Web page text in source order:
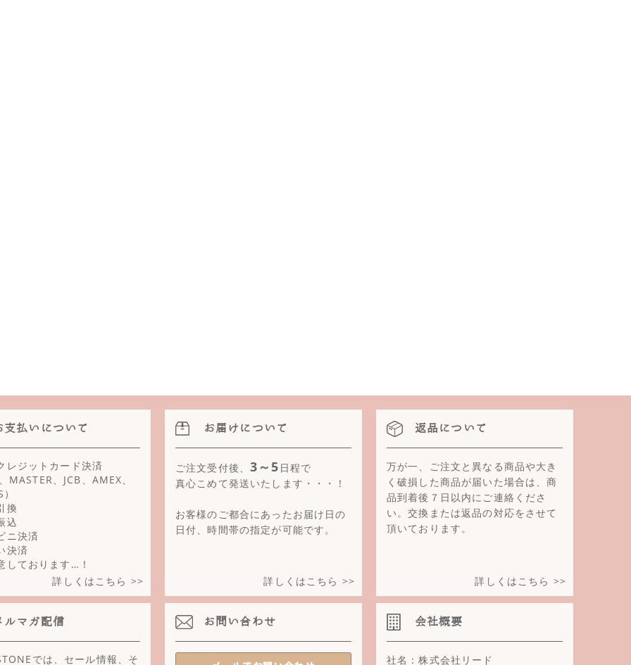
支払いについて
レジットカード決済
MASTER、JCB、AMEX、
換
込
ニ決済
決済
しております…！
詳しくはこちら >>
お届けについて
ご注文受付後、3～5 日程で
真心こめて発送いたします・・・！
お客様のご都合にあったお届け日の
日付、時間帯の指定が可能です。
詳しくはこちら >>
返品について
万が一、ご注文と異なる商品や大き
く破損した商品が届いた場合は、商
品到着後７日以内にご連絡くださ
い。交換または返品の対応をさせて
頂いております。
詳しくはこちら >>
ルマガ配信
では、セール情報、そ
お問い合わせ 会社概要
社名：株式会社リード